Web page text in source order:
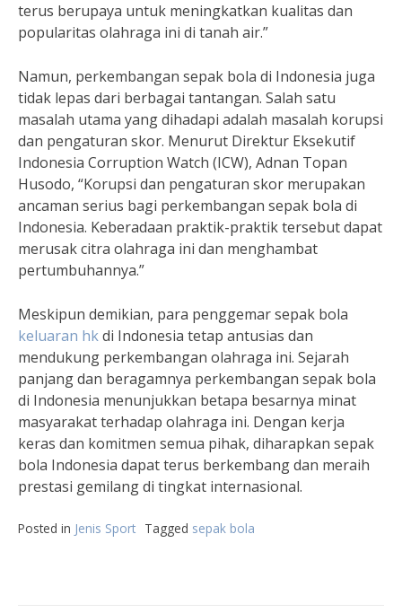
terus berupaya untuk meningkatkan kualitas dan
popularitas olahraga ini di tanah air.”
Namun, perkembangan sepak bola di Indonesia juga
tidak lepas dari berbagai tantangan. Salah satu
masalah utama yang dihadapi adalah masalah korupsi
dan pengaturan skor. Menurut Direktur Eksekutif
Indonesia Corruption Watch (ICW), Adnan Topan
Husodo, “Korupsi dan pengaturan skor merupakan
ancaman serius bagi perkembangan sepak bola di
Indonesia. Keberadaan praktik-praktik tersebut dapat
merusak citra olahraga ini dan menghambat
pertumbuhannya.”
Meskipun demikian, para penggemar sepak bola
keluaran hkdi Indonesia tetap antusias dan
mendukung perkembangan olahraga ini. Sejarah
panjang dan beragamnya perkembangan sepak bola
di Indonesia menunjukkan betapa besarnya minat
masyarakat terhadap olahraga ini. Dengan kerja
keras dan komitmen semua pihak, diharapkan sepak
bola Indonesia dapat terus berkembang dan meraih
prestasi gemilang di tingkat internasional.
Posted in Jenis Sport Tagged sepak bola